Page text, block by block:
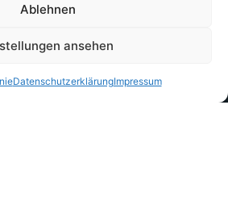
Ablehnen
ansehen
DatenschutzerklärungImpressum